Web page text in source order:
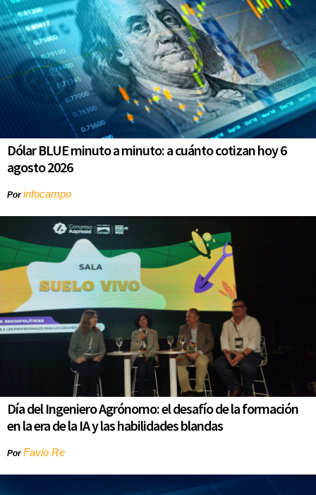
Dólar BLUE minuto a minuto: a cuánto cotizan hoy 6
agosto 2026
Porinfocampo
Día del Ingeniero Agrónomo: el desafío de la formación
en la era de la IA y las habilidades blandas
PorFavio Re